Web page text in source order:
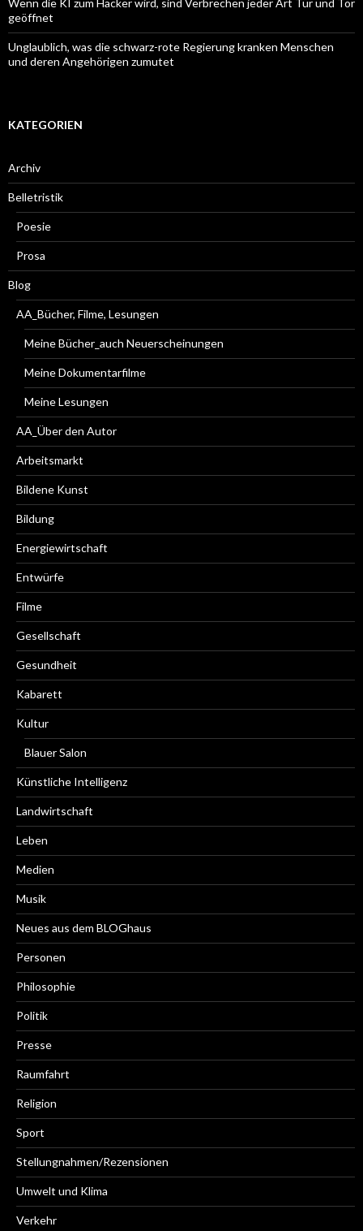
Wenn die KI zum Hacker wird, sind Verbrechen jeder Art Tür und Tor
geöffnet
Unglaublich, was die schwarz-rote Regierung kranken Menschen
und deren Angehörigen zumutet
KATEGORIEN
Archiv
Belletristik
Poesie
Prosa
Blog
AA_Bücher, Filme, Lesungen
Meine Bücher_auch Neuerscheinungen
Meine Dokumentarfilme
Meine Lesungen
AA_Über den Autor
Arbeitsmarkt
Bildene Kunst
Bildung
Energiewirtschaft
Entwürfe
Filme
Gesellschaft
Gesundheit
Kabarett
Kultur
Blauer Salon
Künstliche Intelligenz
Landwirtschaft
Leben
Medien
Musik
Neues aus dem BLOGhaus
Personen
Philosophie
Politik
Presse
Raumfahrt
Religion
Sport
Stellungnahmen/Rezensionen
Umwelt und Klima
Verkehr